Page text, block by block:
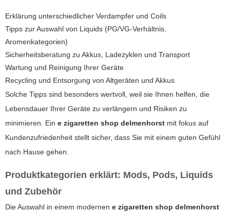
Erklärung unterschiedlicher Verdampfer und Coils
Tipps zur Auswahl von Liquids (PG/VG-Verhältnis,
Aromenkategorien)
Sicherheitsberatung zu Akkus, Ladezyklen und Transport
Wartung und Reinigung Ihrer Geräte
Recycling und Entsorgung von Altgeräten und Akkus
Solche Tipps sind besonders wertvoll, weil sie Ihnen helfen, die
Lebensdauer Ihrer Geräte zu verlängern und Risiken zu
minimieren. Ein e zigaretten shop delmenhorst mit fokus auf
Kundenzufriedenheit stellt sicher, dass Sie mit einem guten Gefühl
nach Hause gehen.
Produktkategorien erklärt: Mods, Pods, Liquids
und Zubehör
Die Auswahl in einem modernen e zigaretten shop delmenhorst